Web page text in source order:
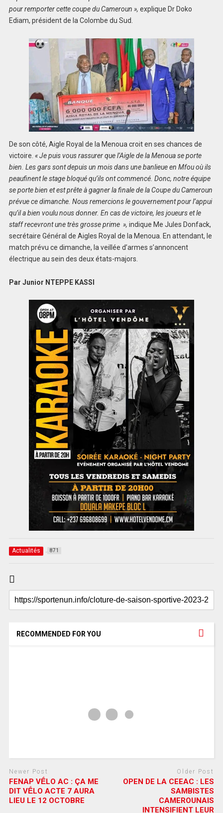
pour remporter cette coupe du Cameroun », explique Dr Doko
Ediam, président de la Colombe du Sud.
De son côté, Aigle Royal de la Menoua croit en ses chances de
victoire. « Je puis vous rassurer que l’Aigle de la Menoua se porte
bien. Les gars sont depuis un mois dans une banlieue en Mfou où ils
peaufinent le stage bloqué qu’ils ont commencé. Donc, notre équipe
se porte bien et est prête à gagner la finale de la Coupe du Cameroun
prévue ce dimanche. Nous remercions le gouvernement pour l’appui
qu’il a bien voulu nous donner. En cas de victoire, les joueurs et le
staff recevront une très grosse prime », indique Me Jules Donfack,
secrétaire Général de Aigles Royal de la Menoua. En attendant, le
match prévu ce dimanche, la veillée d’armes s’annoncent
électrique au sein des deux états-majors.
Par Junior NTEPPE KASSI
Actualités 871
RECOMMENDED FOR YOU
Newer Post
FENAP VḖLO AC : ÇA ME
DIT VḖLO ACTE 7 AURA
LIEU LE 12 OCTOBRE
Older Post
OPEN DE LA CEEAC : LES
SAMBISTES
CAMEROUNAIS
INTENSIFIENT LEUR